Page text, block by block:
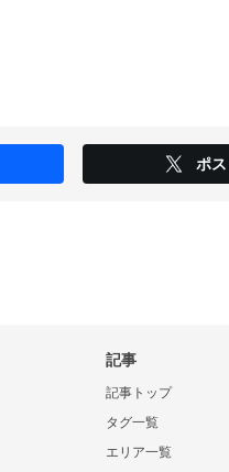
ポス
記事
記事トップ
タグ一覧
エリア一覧